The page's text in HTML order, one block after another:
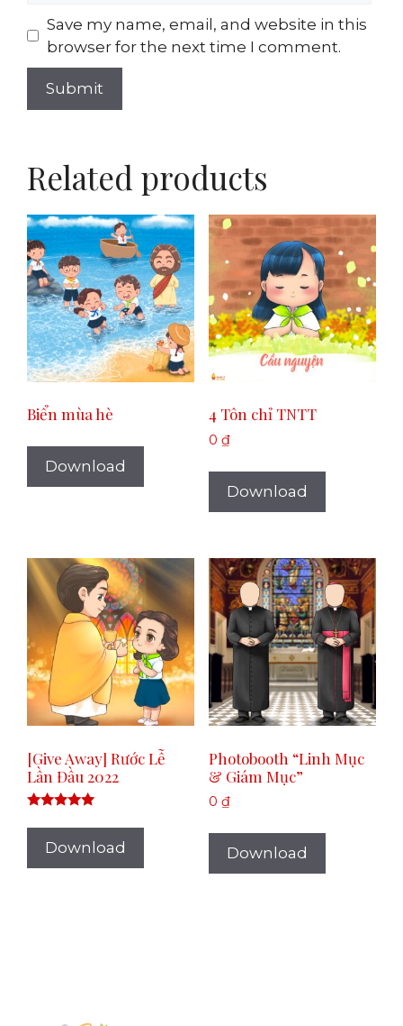
Save my name, email, and website in this
browser for the next time I comment.
Related products
Biển mùa hè
Download
4 Tôn chỉ TNTT
0 ₫
Download
[Give Away] Rước Lễ
Lần Đầu 2022
5.00
out of 5
Download
Photobooth “Linh Mục
& Giám Mục”
0 ₫
Download